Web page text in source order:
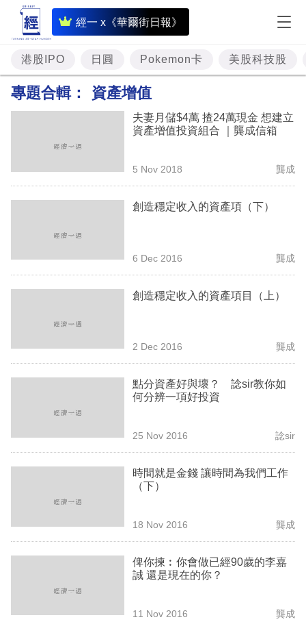
經一 x《華爾街日報》
即
時
財
經
資
樓
技
生
欄
港股IPO 日圓 Pokemon卡 美股科技股
專題合輯： 資產增值
夫妻月儲$4萬 揸24萬現金 想建立
資產增值投資組合 ｜龔成信箱
5 Nov 2018 龔成
創造穩定收入的資產項（下）
6 Dec 2016 龔成
創造穩定收入的資產項目（上）
2 Dec 2016 龔成
點分資產好與壞？ 諗sir教你如
何分辨一項好投資
25 Nov 2016 諗sir
時間就是金錢 讓時間為我們工作
（下）
18 Nov 2016 龔成
俾你揀︰你會做已經90歲的李嘉
誠 還是現在的你？
11 Nov 2016 龔成